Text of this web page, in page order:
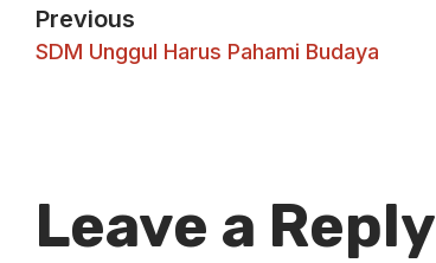
Previous
SDM Unggul Harus Pahami Budaya
Leave a Reply